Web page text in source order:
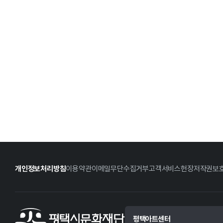
개인정보처리방침이용약관이메일무단수집거부고객서비스헌장저작권보
평택아트센터